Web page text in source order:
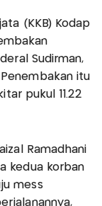
(KKB) Kodap
Sudirman,
Penembakan itu
pukul 11.22
Ramadhani
kedua korban
mess